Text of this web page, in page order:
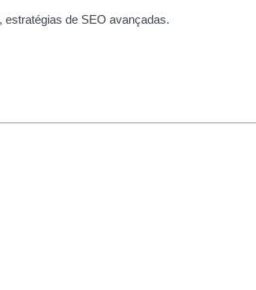
estratégias de SEO avançadas.